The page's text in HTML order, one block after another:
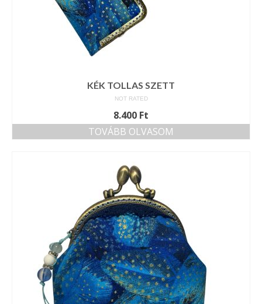
Tolltartók
Mobiltelefon tartók
Vásárok, ahol velem is találkozhattál…
Alapanyagok, kellékek
A termékek tisztítása
Ellynor története
Adatkezelési tájékoztató
Általános Szerződési Feltételek
KÉK TOLLAS SZETT
NOT RATED
8.400 Ft
TOVÁBB OLVASOM